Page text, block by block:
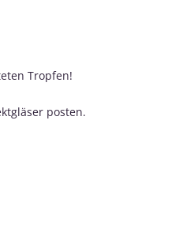
Tropfen!
posten.